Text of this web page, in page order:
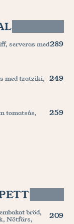
serveras med 289
med tzatziki,
249
tomatsås,
259
bröd,
Nötfärs,
209